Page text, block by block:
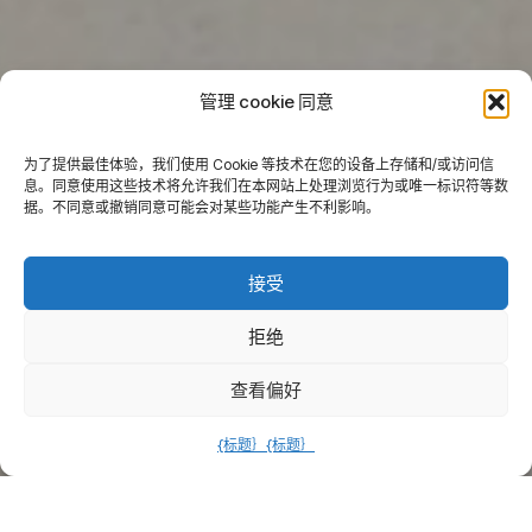
管理 cookie 同意
为了提供最佳体验，我们使用 Cookie 等技术在您的设备上存储和/或访问信
息。同意使用这些技术将允许我们在本网站上处理浏览行为或唯一标识符等数
据。不同意或撤销同意可能会对某些功能产生不利影响。
接受
拒绝
查看偏好
{标题｝ {标题｝